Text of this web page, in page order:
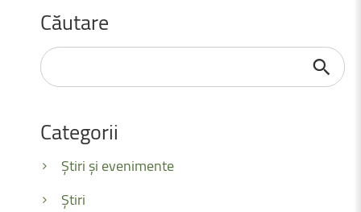
Căutare
Căutare
...
Categorii
Știri și evenimente
Știri